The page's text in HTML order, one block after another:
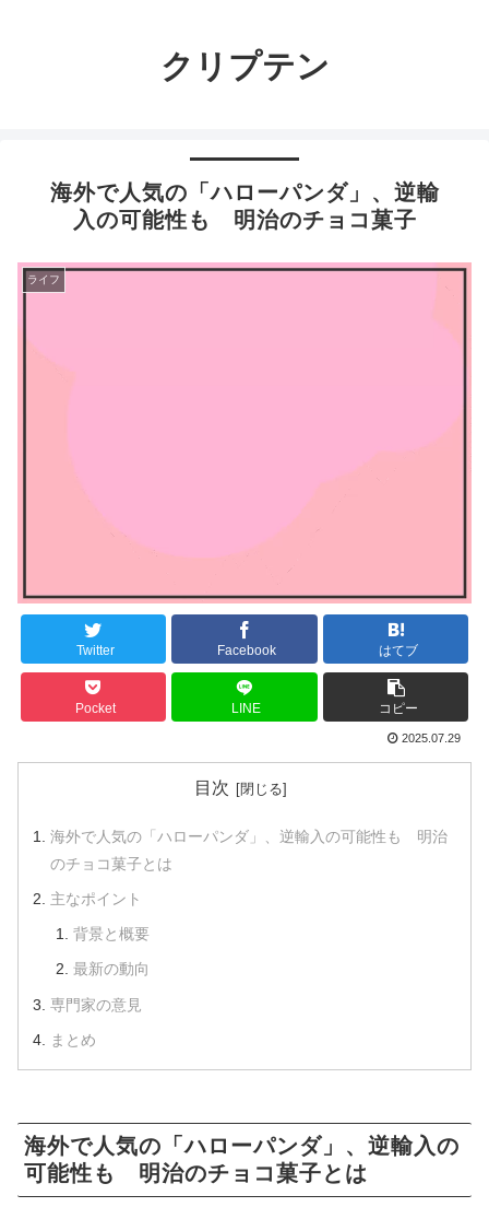
クリプテン
海外で人気の「ハローパンダ」、逆輸
入の可能性も 明治のチョコ菓子
ライフ
Twitter Facebook はてブ
Pocket LINE コピー
2025.07.29
目次
海外で人気の「ハローパンダ」、逆輸入の可能性も 明治
のチョコ菓子とは
主なポイント
背景と概要
最新の動向
専門家の意見
まとめ
海外で人気の「ハローパンダ」、逆輸入の
可能性も 明治のチョコ菓子とは